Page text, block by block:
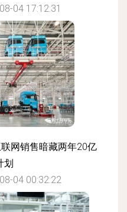
04 17:12:31
网销售暗藏两年20亿
划
04 00:32:22